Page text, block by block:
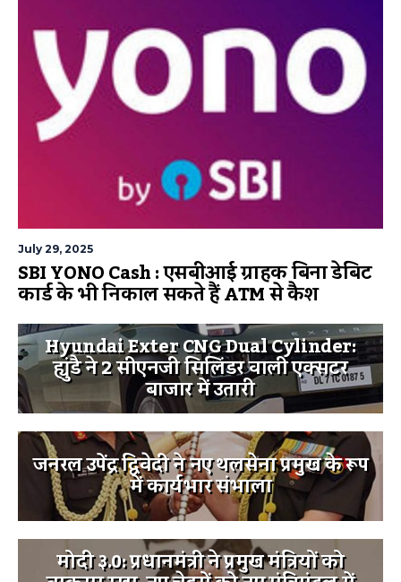
July 29, 2025
SBI YONO Cash : एसबीआई ग्राहक बिना डेबिट
कार्ड के भी निकाल सकते हैं ATM से कैश
Hyundai Exter CNG Dual Cylinder:
ह्युंडै ने 2 सीएनजी सिलिंडर वाली एक्सटर
बाजार में उतारी
जनरल उपेंद्र द्विवेदी ने नए थलसेना प्रमुख के रूप
में कार्यभार संभाला
मोदी ३.0: प्रधानमंत्री ने प्रमुख मंत्रियों को